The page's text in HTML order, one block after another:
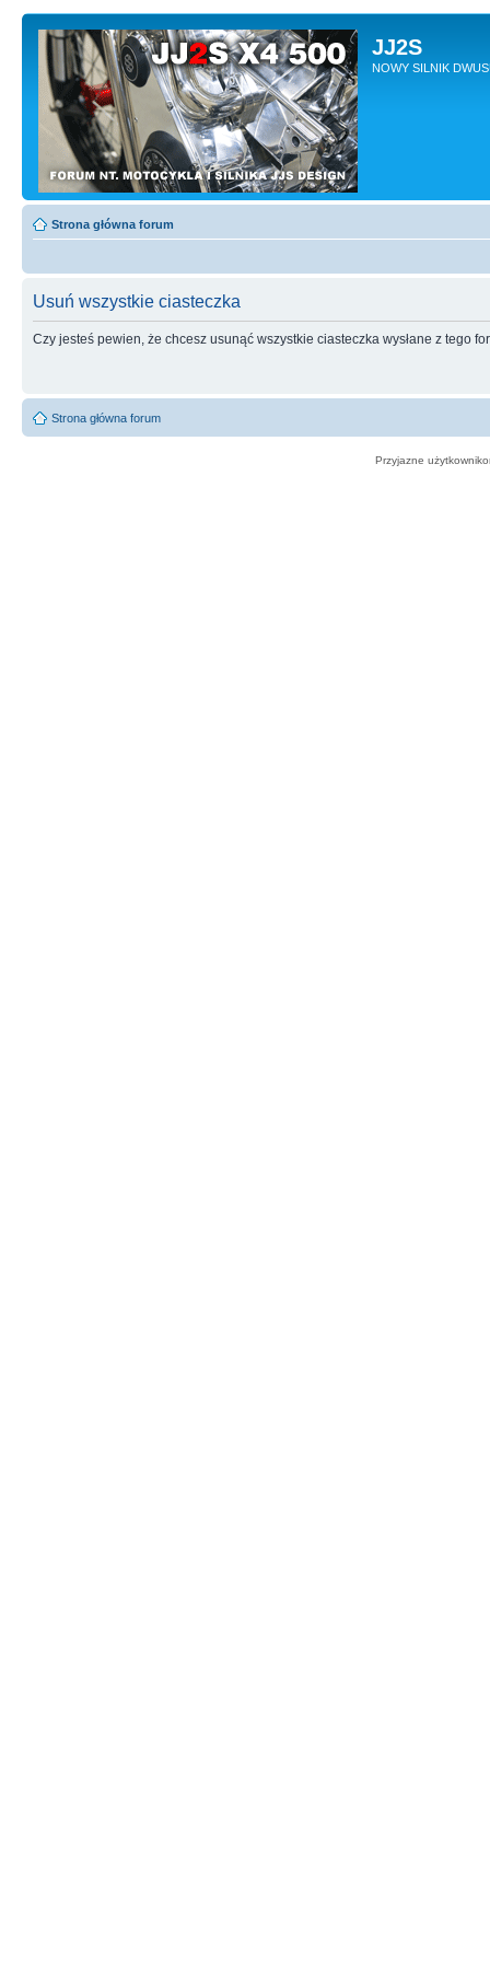
JJ2S
NOWY SILNIK
Strona główna forum
Usuń wszystkie ciasteczka
Czy jesteś pewien, że chcesz usunąć wszystkie ciasteczka wysłane z tego
Strona główna forum
Przyjazne